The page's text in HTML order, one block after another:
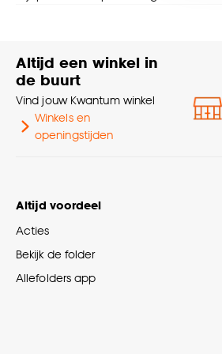
Altijd een winkel in
de buurt
Vind jouw Kwantum winkel
Winkels en
openingstijden
Altijd voordeel
Acties
Bekijk de folder
Allefolders app